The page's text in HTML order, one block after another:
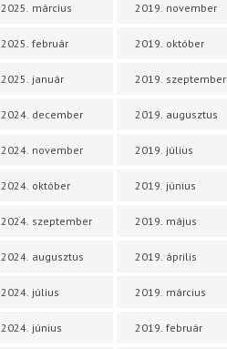
2025. március
2025. február
2025. január
2024. december
2024. november
2024. október
2024. szeptember
2024. augusztus
2024. július
2024. június
2019. november
2019. október
2019. szeptember
2019. augusztus
2019. július
2019. június
2019. május
2019. április
2019. március
2019. február